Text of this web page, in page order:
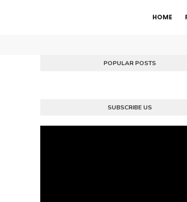
HOME
POPULAR POSTS
SUBSCRIBE US